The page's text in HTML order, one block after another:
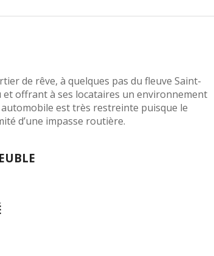
de rêve, à quelques pas du fleuve Saint-
offrant à ses locataires un environnement
est très restreinte puisque le
d’une impasse routière.